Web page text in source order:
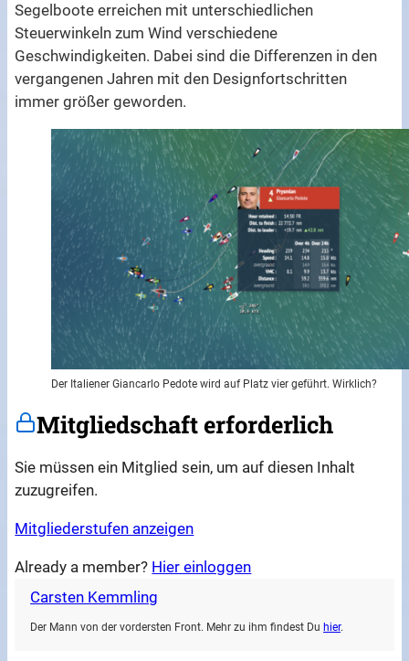
Segelboote erreichen mit unterschiedlichen
Steuerwinkeln zum Wind verschiedene
Geschwindigkeiten. Dabei sind die Differenzen in den
vergangenen Jahren mit den Designfortschritten
immer größer geworden.
Der Italiener Giancarlo Pedote wird auf Platz vier geführt. Wirklich?
Mitgliedschaft erforderlich
Sie müssen ein Mitglied sein, um auf diesen Inhalt
zuzugreifen.
Mitgliederstufen anzeigen
Already a member? Hier einloggen
Carsten Kemmling
Der Mann von der vordersten Front. Mehr zu ihm findest Du hier.